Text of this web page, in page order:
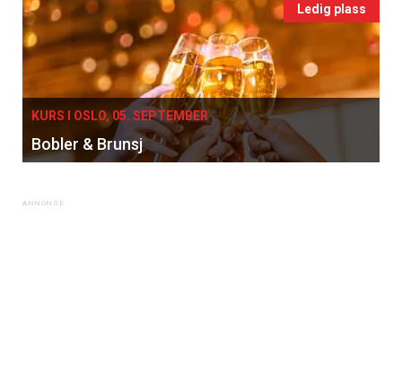
Ledig plass
KURS I OSLO, 05. SEPTEMBER
Bobler & Brunsj